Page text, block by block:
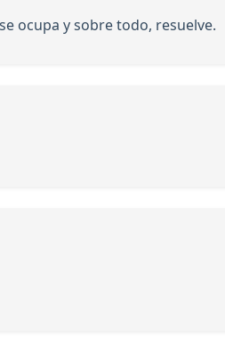
ocupa y sobre todo, resuelve.